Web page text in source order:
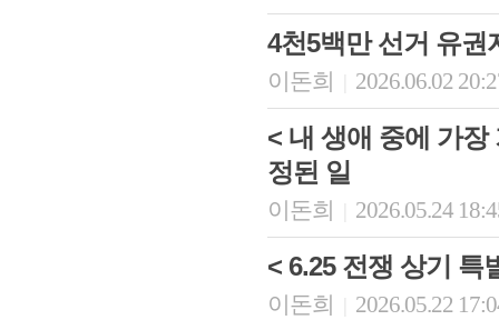
4천5백만 선거 유권
이돈희 2026.06.02
< 내 생애 중에 가
정된 일
이돈희 2026.05.24
< 6.25 전쟁 상기 특
이돈희 2026.05.22